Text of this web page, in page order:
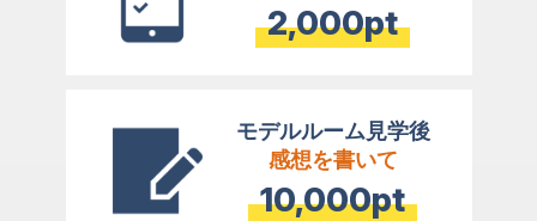
2,000pt
モデルルーム見学後
感想を書いて
10,000pt